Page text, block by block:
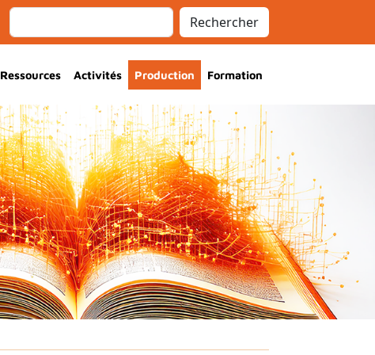
Ressources Activités Production Formation